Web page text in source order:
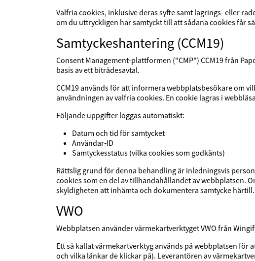
Valfria cookies, inklusive deras syfte samt lagrings- eller
om du uttryckligen har samtyckt till att sådana cookies får
Samtyckeshantering (CCM19)
Consent Management-plattformen ("CMP") CCM19 från
basis av ett biträdesavtal.
CCM19 används för att informera webbplatsbesökare om
användningen av valfria cookies. En cookie lagras i
Följande uppgifter loggas automatiskt:
Datum och tid för samtycket
Användar‑ID
Samtyckesstatus (vilka cookies som godkänts)
Rättslig grund för denna behandling är inledningsvis
cookies som en del av tillhandahållandet av webbplatsen.
skyldigheten att inhämta och dokumentera samtycke härtill.
VWO
Webbplatsen använder värmekartverktyget VWO från
Ett så kallat värmekartverktyg används på webbplatsen
och vilka länkar de klickar på). Leverantören av